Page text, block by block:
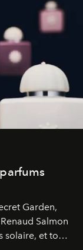
Garden,
Salmon
solaire, et tout